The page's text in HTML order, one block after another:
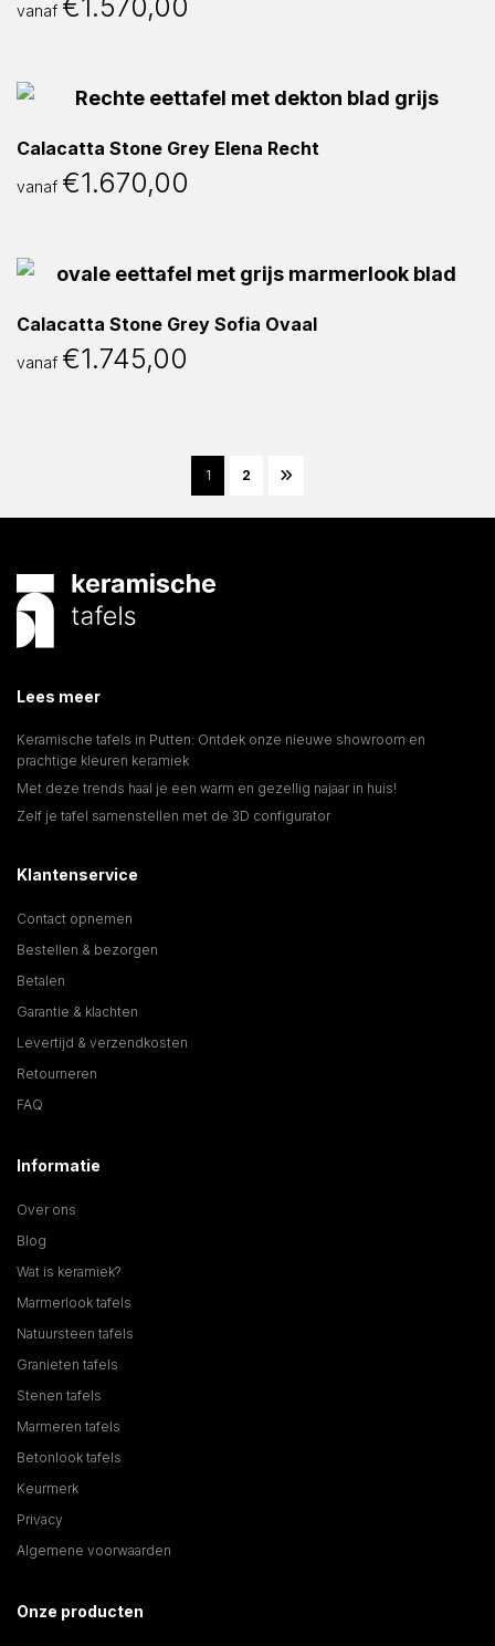
vanaf €1.570,00
Calacatta Stone Grey Elena Recht
vanaf €1.670,00
Calacatta Stone Grey Sofia Ovaal
vanaf €1.745,00
1 2
Lees meer
Keramische tafels in Putten: Ontdek onze nieuwe showroom en
prachtige kleuren keramiek
Met deze trends haal je een warm en gezellig najaar in huis!
Zelf je tafel samenstellen met de 3D configurator
Klantenservice
Contact opnemen
Bestellen & bezorgen
Betalen
Garantie & klachten
Levertijd & verzendkosten
Retourneren
FAQ
Informatie
Over ons
Blog
Wat is keramiek?
Marmerlook tafels
Natuursteen tafels
Granieten tafels
Stenen tafels
Marmeren tafels
Betonlook tafels
Keurmerk
Privacy
Algemene voorwaarden
Onze producten